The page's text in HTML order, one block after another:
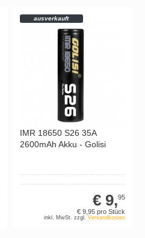
ausverkauft
IMR 18650 S26 35A
2600mAh Akku - Golisi
€ 9,95
€ 9, 95 pro Stück
inkl. MwSt. zzgl. Versandkosten